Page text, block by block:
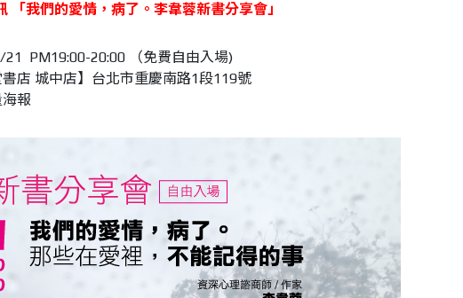
「我們的愛情，病了。李韋蓉新書分享會」
PM19:00-20:00 （免費自由入場)
店 城中店】台北市重慶南路1段119號
報